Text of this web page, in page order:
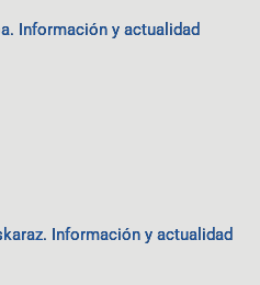
Información y actualidad
Información y actualidad